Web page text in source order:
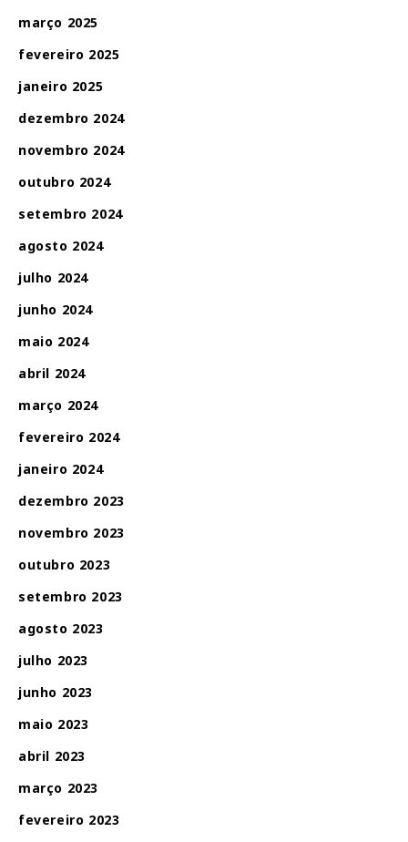
março 2025
fevereiro 2025
janeiro 2025
dezembro 2024
novembro 2024
outubro 2024
setembro 2024
agosto 2024
julho 2024
junho 2024
maio 2024
abril 2024
março 2024
fevereiro 2024
janeiro 2024
dezembro 2023
novembro 2023
outubro 2023
setembro 2023
agosto 2023
julho 2023
junho 2023
maio 2023
abril 2023
março 2023
fevereiro 2023